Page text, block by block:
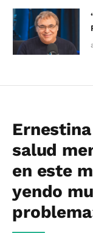
salud
en este
yendo